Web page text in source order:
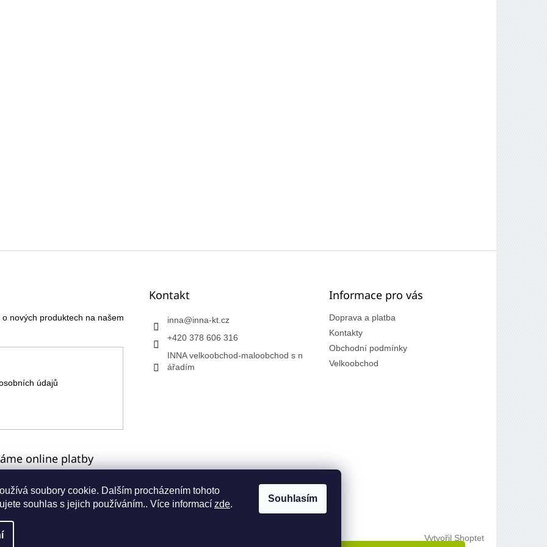
soubory cookie. Dalším procházením tohoto
souhlas s jejich používáním.. Více informací zde.
Souhlasím
nových produktech na našem
údajů
Kontakt
inna@inna-kt.cz
+420 378 606 316
INNA velkoobchod-maloobchod s n
ářadím
Informace pro vás
Doprava a platba
Kontakty
Obchodní podmínky
Velkoobchod
online platby
Vytvořil Shoptet